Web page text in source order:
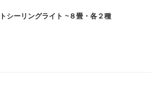
シーリングライト ~８畳・各２種